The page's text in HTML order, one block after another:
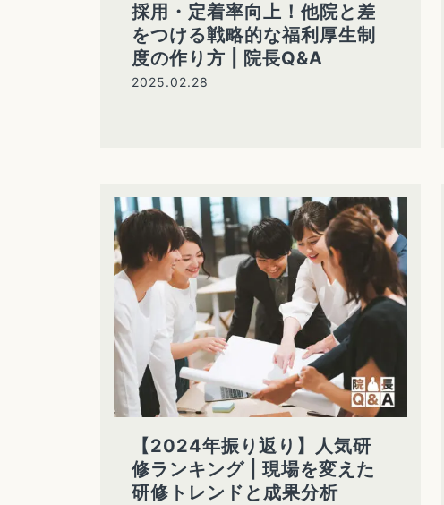
採用・定着率向上！他院と差
をつける戦略的な福利厚生制
度の作り方 | 院長Q&A
2025.02.28
【2024年振り返り】人気研
修ランキング | 現場を変えた
研修トレンドと成果分析